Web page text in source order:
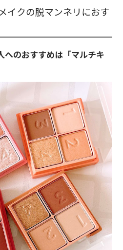
イクの脱マンネリにおす
へのおすすめは「マルチキ